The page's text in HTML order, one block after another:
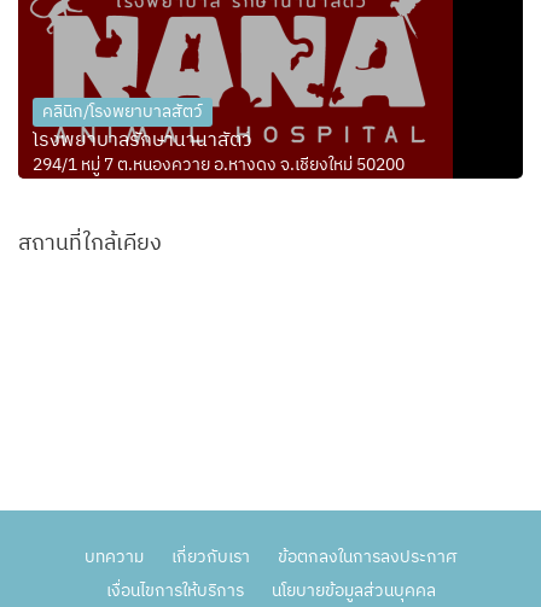
คลินิก/โรงพยาบาลสัตว์
โรงพยาบาลรักษานานาสัตว์
294/1 หมู่ 7 ต.หนองควาย อ.หางดง จ.เชียงใหม่ 50200
สถานที่ใกล้เคียง
บทความ เกี่ยวกับเรา
ข้อตกลงในการลงประกาศ
เงื่อนไขการให้บริการ
นโยบายข้อมูลส่วนบุคคล